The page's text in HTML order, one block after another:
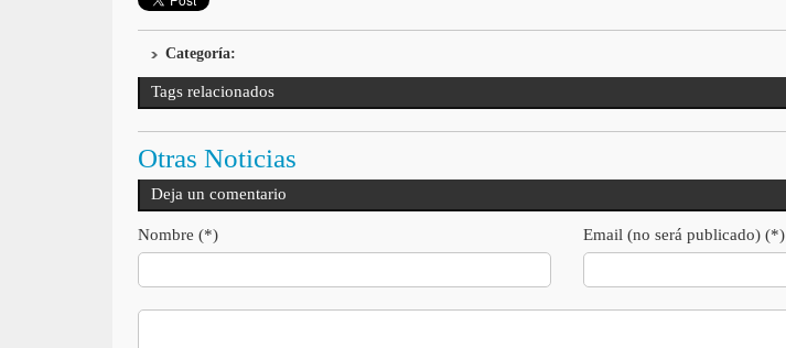
Categoría:
Tags relacionados
Otras Noticias
Deja un comentario
Nombre (*) Email (no será publicado) (*)